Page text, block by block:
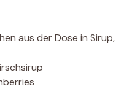
aus der Dose in Sirup,